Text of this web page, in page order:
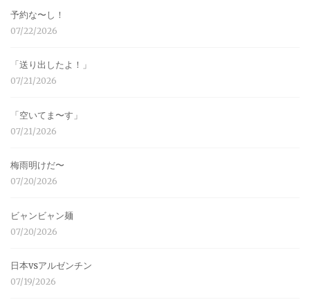
予約な〜し！
07/22/2026
「送り出したよ！」
07/21/2026
「空いてま〜す」
07/21/2026
梅雨明けだ〜
07/20/2026
ビャンビャン麺
07/20/2026
日本vsアルゼンチン
07/19/2026